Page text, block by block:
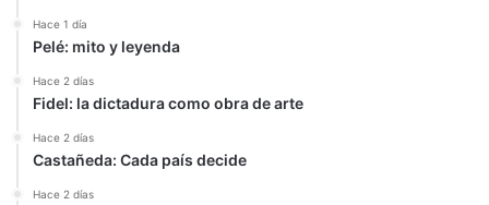
Hace 1 día
Pelé: mito y leyenda
Hace 2 días
Fidel: la dictadura como obra de arte
Hace 2 días
Castañeda: Cada país decide
Hace 2 días